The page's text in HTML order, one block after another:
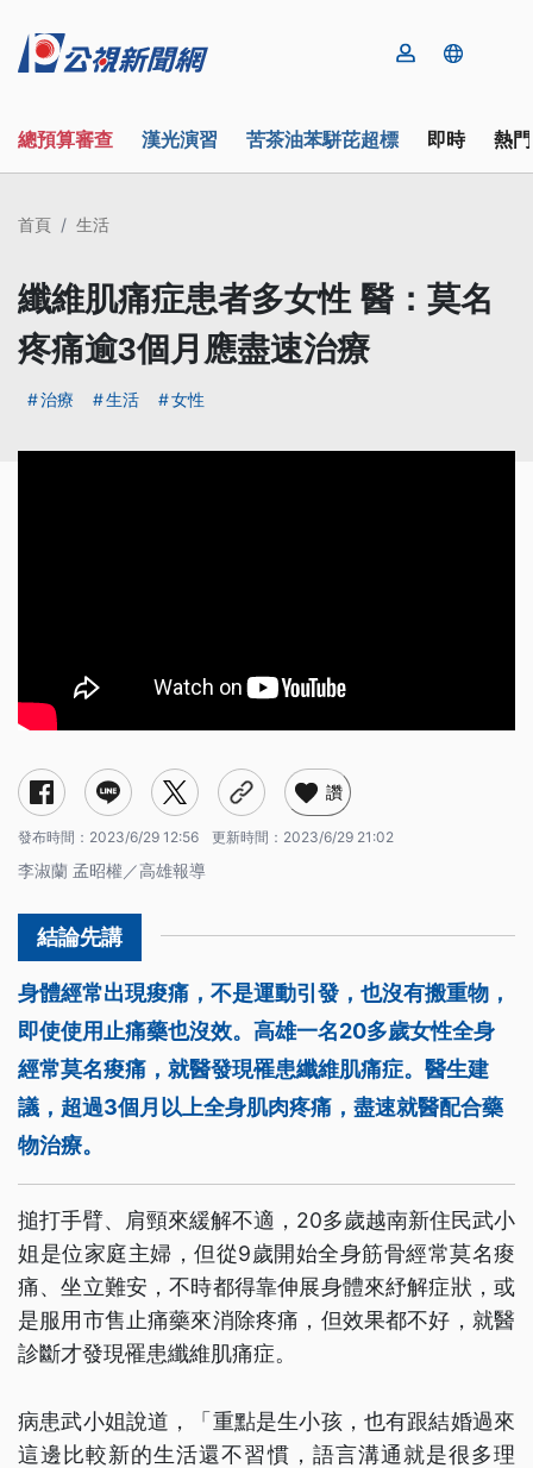
總預算審查 漢光演習 苦茶油苯駢芘超標 即時 熱
首頁 生活
纖維肌痛症患者多女性 醫：莫名
疼痛逾3個月應盡速治療
治療 生活 女性
讚
發布時間： 2023/6/29 12:56 更新時間： 2023/6/29 21:02
李淑蘭 孟昭權／高雄報導
身體經常出現痠痛，不是運動引發，也沒有搬重物，
即使使用止痛藥也沒效。高雄一名20多歲女性全身
經常莫名痠痛，就醫發現罹患纖維肌痛症。醫生建
議，超過3個月以上全身肌肉疼痛，盡速就醫配合藥
物治療。
搥打手臂、肩頸來緩解不適，20多歲越南新住民武小
姐是位家庭主婦，但從9歲開始全身筋骨經常莫名痠
痛、坐立難安，不時都得靠伸展身體來紓解症狀，或
是服用市售止痛藥來消除疼痛，但效果都不好，就醫
診斷才發現罹患纖維肌痛症。
病患武小姐說道，「重點是生小孩，也有跟結婚過來
這邊比較新的生活還不習慣，語言溝通就是很多理